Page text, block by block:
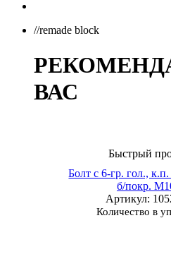
//remade block
ВАС
Быстрый
Болт с 6-гр. гол.,
б/покр.
Артикул:
Количество в